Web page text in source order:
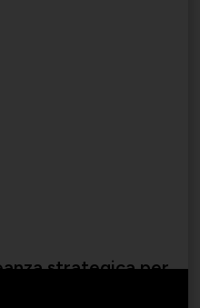
strategica per